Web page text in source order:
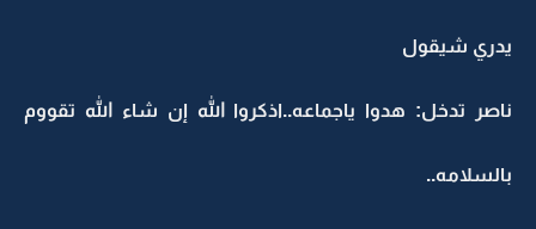
يدري شيقول
ناصر تدخل: هدوا ياجماعه..اذكروا الله إن شاء الله تقووم
بالسلامه..